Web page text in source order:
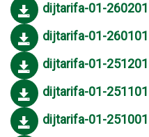
dijtarifa-01-260201
dijtarifa-01-260101
dijtarifa-01-251201
dijtarifa-01-251101
dijtarifa-01-251001